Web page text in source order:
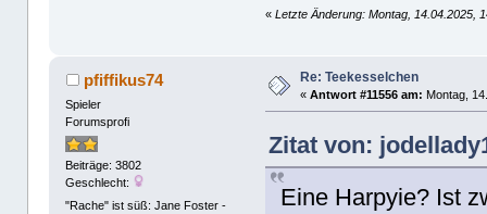
«Letzte Änderung: Montag, 14.04.2025,
pfiffikus74
Spieler
Forumsprofi
Beiträge: 3802
Geschlecht:
"Rache" ist süß: Jane Foster -
Re: Teekesselchen
«Antwort #11556 am: Montag,
Zitat von:
Eine Harpyie? Ist